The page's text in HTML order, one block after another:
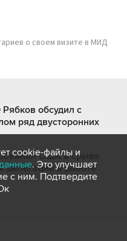
о своем визите в МИД
обсудил с
ряд двусторонних
США в срыве
делегации в работе
cookie-файлы и
. Это улучшает
с ним. Подтвердите